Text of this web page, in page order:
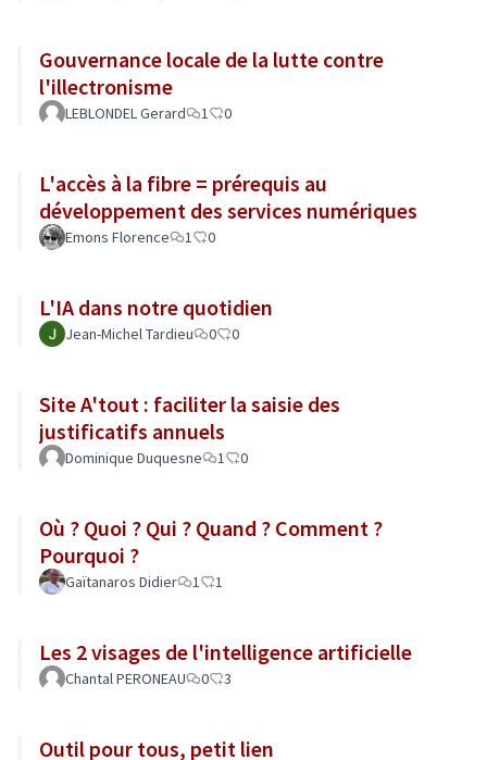
Gouvernance locale de la lutte contre
l'illectronisme
LEBLONDEL Gerard 1 0
L'accès à la fibre = prérequis au
développement des services numériques
Emons Florence 1 0
L'IA dans notre quotidien
Jean-Michel Tardieu 0 0
Site A'tout : faciliter la saisie des
justificatifs annuels
Dominique Duquesne 1 0
Où ? Quoi ? Qui ? Quand ? Comment ?
Pourquoi ?
Gaïtanaros Didier 1 1
Les 2 visages de l'intelligence artificielle
Chantal PERONEAU 0 3
Outil pour tous, petit lien